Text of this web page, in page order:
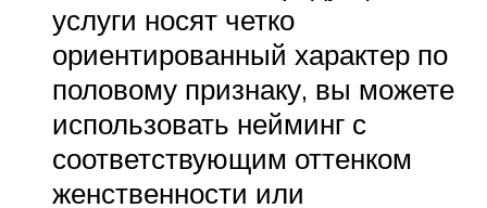
услуги носят четко
ориентированный характер по
половому признаку, вы можете
использовать нейминг с
соответствующим оттенком
женственности или